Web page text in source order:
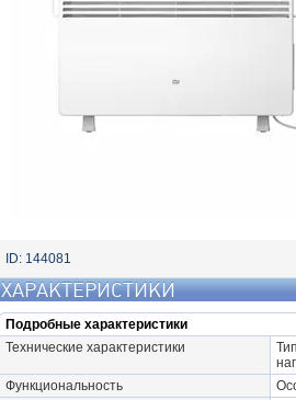
ID: 144081
ХАРАКТЕРИСТИКИ
Подробные характеристики
Технические характеристики
Функциональность